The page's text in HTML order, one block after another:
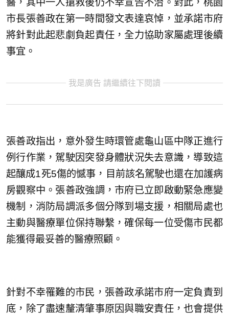
醫，其中一人搶救後仍不幸宣告不治。對此，桃園
市長張善政在第一時間發文表達哀悼，並承諾市府
將針對此起悲劇負起責任，全力協助家屬處理後續
事宜。
我是廣告 請繼續往下閱讀
張善政指出，意外發生時環管處龜山區中隊正進行
例行作業，駕駛因突發身體狀況失去意識，導致這
起釀成1死5傷的憾事，目前該名駕駛也還在加護病
房觀察中。張善政強調，市府已立即啟動緊急應變
機制，消防局調派多個分隊到場支援，相關局處也
主動與醫療單位保持聯繫，確保每一位受傷市民都
能獲得最妥善的醫療照顧。
針對不幸罹難的市民，張善政承諾市府一定負責到
底，除了盡速釐清肇事原因與職安責任，也會提供